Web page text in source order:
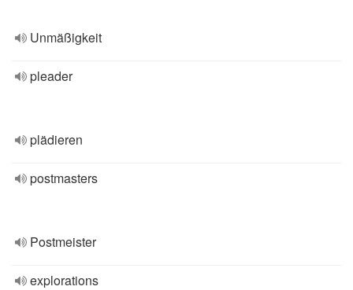
Unmäßigkeit
pleader
plädieren
postmasters
Postmeister
explorations